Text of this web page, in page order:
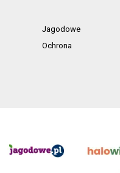
Jagodowe
Ochrona